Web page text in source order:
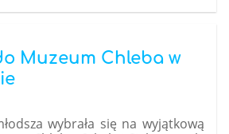
Muzeum Chleba w
wybrała się na wyjątkową